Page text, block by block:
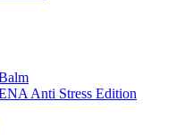
Anti Stress Edition